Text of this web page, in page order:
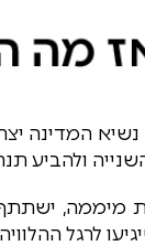
המדינה
ולהביע
מיממה,
לרגל